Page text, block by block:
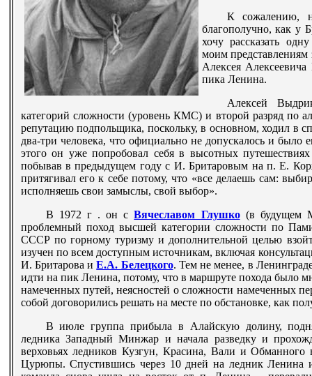
К сожалению,
благополучно, как у
хочу рассказать
моим
Алексея
пика Ленина.
Алексей
категорий сложности (уровень КМС) и второй разряд по
репутацию подпольщика, поскольку, в основном, ходил в
два-три человека, что официально не допускалось и
этого он уже попробовал себя в высотных
побывав в предыдущем году с И. Бритаровым на п. Е.
притягивал его к себе потому, что «все делаешь сам:
исполняешь свои замыслы, свой выбор».
В 1972 г. он сВячеславом Глушко(в будущем
проблемный поход высшей категории сложности по
СССР по горному туризму и дополнительной целью
изучен по всем доступным источникам, включая
И. Бритарова иЕ.А. Белецкого. Тем не менее, в
идти на пик Ленина, потому, что в маршруте похода было
намеченных путей, неясностей о сложности намеченных
собой договорились решать на месте по обстановке, как
В июле группа прибыла в Алайскую долину,
ледника Западный Минжар и начала разведку и
верховьях ледников Кузгун, Красина, Вали и
Цурюпы. Спустившись через 10 дней на ледник Ленина